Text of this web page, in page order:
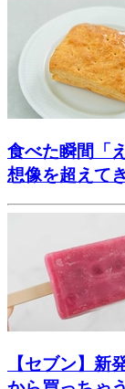
食べた瞬間「
想像を超えて
【セブン】新